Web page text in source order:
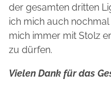
der gesamten dritten
ich mich auch
mich immer mit Stolz
zu dürfen.
Vielen Dank für das